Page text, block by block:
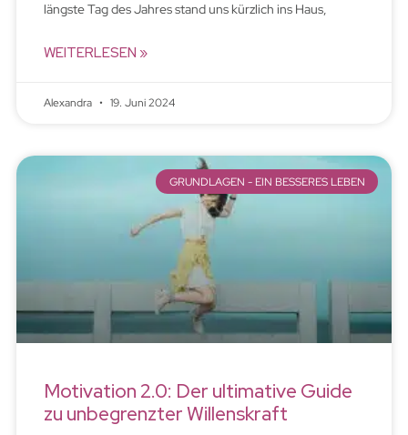
längste Tag des Jahres stand uns kürzlich ins Haus,
WEITERLESEN »
Alexandra 19. Juni 2024
GRUNDLAGEN - EIN BESSERES LEBEN
Motivation 2.0: Der ultimative Guide
zu unbegrenzter Willenskraft